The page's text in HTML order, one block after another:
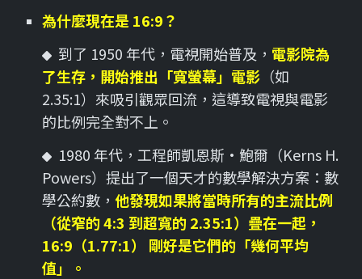
為什麼現在是 16:9？
到了 1950 年代，電視開始普及， 電影院為
了生存，開始推出「寬螢幕」電影 （如
2.35:1）來吸引觀眾回流，這導致電視與電影
的比例完全對不上。
1980 年代，工程師凱恩斯·鮑爾（Kerns H.
Powers）提出了一個天才的數學解決方案：數
學公約數， 他發現如果將當時所有的主流比例
（從窄的 4:3 到超寬的 2.35:1）疊在一起，
16:9（1.77:1） 剛好是它們的「幾何平均
值」。